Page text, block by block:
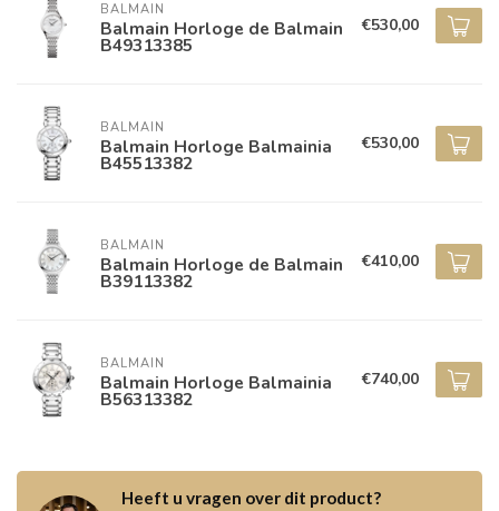
BALMAIN
Balmain Horloge de Balmain
B49313385
€530,00
BALMAIN
Balmain Horloge Balmainia
B45513382
€530,00
BALMAIN
Balmain Horloge de Balmain
B39113382
€410,00
BALMAIN
Balmain Horloge Balmainia
B56313382
€740,00
Heeft u vragen over dit product?